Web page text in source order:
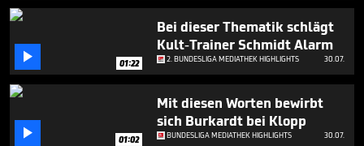
 01:22
Bei dieser Thematik schlägt
Kult-Trainer Schmidt Alarm
2. BUNDESLIGA MEDIATHEK HIGHLIGHTS 30.07.
 01:02
Mit diesen Worten bewirbt
sich Burkardt bei Klopp
BUNDESLIGA MEDIATHEK HIGHLIGHTS 30.07.